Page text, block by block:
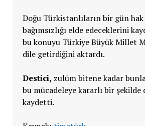
Doğu Türkistanlıların bir gün
bağımsızlığı elde edeceklerini
bu konuyu Türkiye Büyük Millet
dile getirdiğini aktardı.
Destici, zulüm bitene kadar
bu mücadeleye kararlı bir şekilde
kaydetti.